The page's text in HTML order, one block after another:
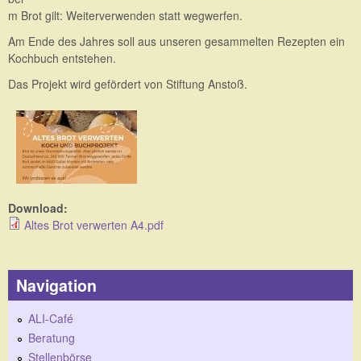
m Brot gilt: Weiterverwenden statt wegwerfen.
Am Ende des Jahres soll aus unseren gesammelten Rezepten ein
Kochbuch entstehen.
Das Projekt wird gefördert von Stiftung Anstoß.
Download:
Altes Brot verwerten A4.pdf
Navigation
ALI-Café
Beratung
Stellenbörse